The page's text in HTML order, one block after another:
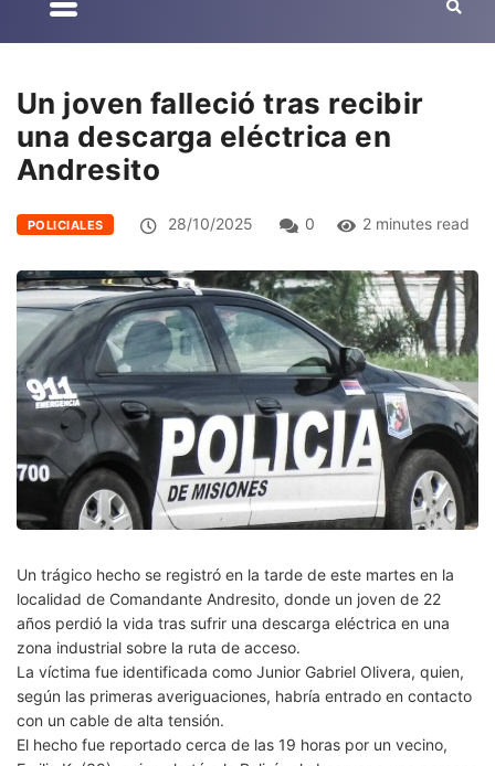
Un joven falleció tras recibir
una descarga eléctrica en
Andresito
POLICIALES 28/10/2025 0 2 minutes read
Un trágico hecho se registró en la tarde de este martes en la
localidad de Comandante Andresito, donde un joven de 22
años perdió la vida tras sufrir una descarga eléctrica en una
zona industrial sobre la ruta de acceso.
La víctima fue identificada como Junior Gabriel Olivera, quien,
según las primeras averiguaciones, habría entrado en contacto
con un cable de alta tensión.
El hecho fue reportado cerca de las 19 horas por un vecino,